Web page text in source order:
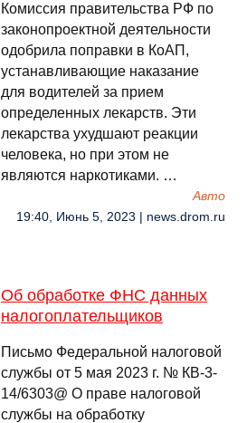
Комиссия правительства РФ по
законопроектной деятельности
одобрила поправки в КоАП,
устанавливающие наказание
для водителей за прием
определенных лекарств. Эти
лекарства ухудшают реакции
человека, но при этом не
являются наркотиками. …
Авто
19:40, Июнь 5, 2023 | news.drom.ru
Об обработке ФНС данных
налогоплательщиков
Письмо Федеральной налоговой
службы от 5 мая 2023 г. № КВ-3-
14/6303@ О праве налоговой
службы на обработку